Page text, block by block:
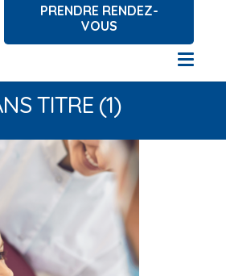
PRENDRE RENDEZ-
VOUS
TITRE (1)